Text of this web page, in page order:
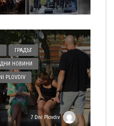
ГРАДЪТ
НОВИНИ
PLOVDIV
7 Dni Plovdiv